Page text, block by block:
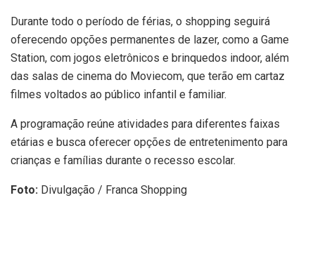
Durante todo o período de férias, o shopping seguirá
oferecendo opções permanentes de lazer, como a Game
Station, com jogos eletrônicos e brinquedos indoor, além
das salas de cinema do Moviecom, que terão em cartaz
filmes voltados ao público infantil e familiar.
A programação reúne atividades para diferentes faixas
etárias e busca oferecer opções de entretenimento para
crianças e famílias durante o recesso escolar.
Foto: Divulgação / Franca Shopping